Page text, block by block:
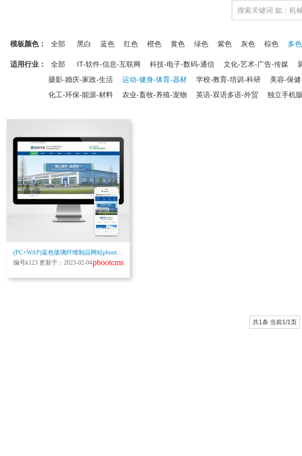
模板颜色： 全部 黑白 蓝色 红色 橙色 黄色 绿色 紫色 灰色 棕色 多色
适用行业： 全部 IT-软件-信息-互联网 科技-电子-数码-通信 文化-艺术-广告-传媒
摄影-婚庆-家政-生活
运动-健身-体育-器材 学校-教育-培训-科研 美容-保
化工-环保-能源-材料
农业-畜牧-养殖-宠物 英语-双语多语-外贸 独立手机版
(PC+WAP)蓝色玻璃纤维制品网站pbootcms模板 营销型环保设备网站源码下载
编号k123 更新于：2023-02-04pbootcms
共1条 当前1/1页